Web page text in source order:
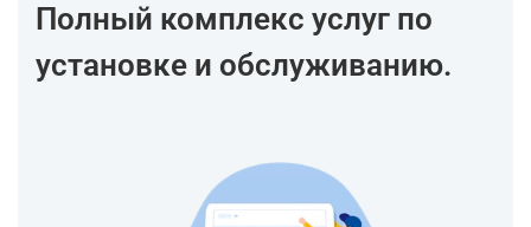
Полный комплекс услуг по
установке и обслуживанию.